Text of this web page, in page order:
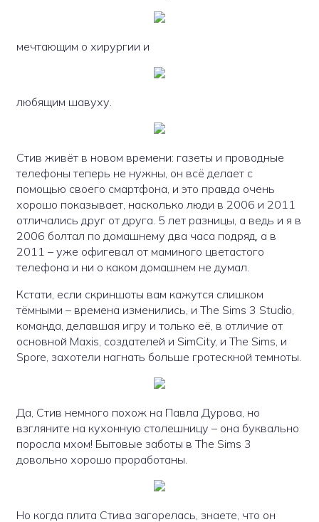
мечтающим о хирургии и
любящим шавуху.
Стив живёт в новом времени: газеты и проводные
телефоны теперь не нужны, он всё делает с
помощью своего смартфона, и это правда очень
хорошо показывает, насколько люди в 2006 и 2011
отличались друг от друга. 5 лет разницы, а ведь и я в
2006 болтал по домашнему два часа подряд, а в
2011 – уже офигевал от маминого цветастого
телефона и ни о каком домашнем не думал.
Кстати, если скриншоты вам кажутся слишком
тёмными – времена изменились, и The Sims 3 Studio,
команда, делавшая игру и только её, в отличие от
основной Maxis, создателей и SimCity, и The Sims, и
Spore, захотели нагнать больше гротескной темноты.
Да, Стив немного похож на Павла Дурова, но
взгляните на кухонную столешницу – она буквально
поросла мхом! Бытовые заботы в The Sims 3
довольно хорошо проработаны.
Но когда плита Стива загорелась, знаете, что он